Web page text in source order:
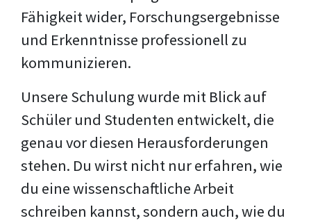
Fähigkeit wider, Forschungsergebnisse
und Erkenntnisse professionell zu
kommunizieren.
Unsere Schulung wurde mit Blick auf
Schüler und Studenten entwickelt, die
genau vor diesen Herausforderungen
stehen. Du wirst nicht nur erfahren, wie
du eine wissenschaftliche Arbeit
schreiben kannst, sondern auch, wie du